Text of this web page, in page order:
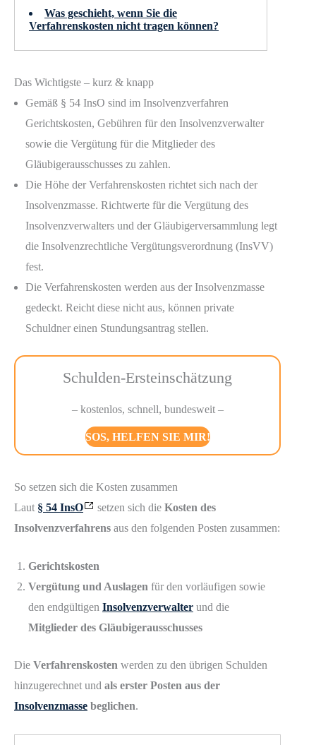
Was geschieht, wenn Sie die
Verfahrenskosten nicht tragen können?
Das Wichtigste – kurz & knapp
Gemäß § 54 InsO sind im Insolvenzverfahren
Gerichtskosten, Gebühren für den Insolvenzverwalter
sowie die Vergütung für die Mitglieder des
Gläubigerausschusses zu zahlen.
Die Höhe der Verfahrenskosten richtet sich nach der
Insolvenzmasse. Richtwerte für die Vergütung des
Insolvenzverwalters und der Gläubigerversammlung legt
die Insolvenzrechtliche Vergütungsverordnung (InsVV)
fest.
Die Verfahrenskosten werden aus der Insolvenzmasse
gedeckt. Reicht diese nicht aus, können private
Schuldner einen Stundungsantrag stellen.
Schulden-Ersteinschätzung
– kostenlos, schnell, bundesweit –
SOS, HELFEN SIE MIR!
So setzen sich die Kosten zusammen
Laut § 54 InsO setzen sich die Kosten des
Insolvenzverfahrens aus den folgenden Posten zusammen:
Gerichtskosten
Vergütung und Auslagen für den vorläufigen sowie
den endgültigen Insolvenzverwalter und die
Mitglieder des Gläubigerausschusses
Die Verfahrenskosten werden zu den übrigen Schulden
hinzugerechnet und als erster Posten aus der
Insolvenzmasse beglichen.